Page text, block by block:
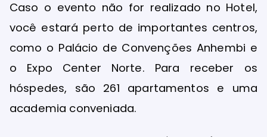
Caso o evento não for realizado no Hotel,
você estará perto de importantes centros,
como o Palácio de Convenções Anhembi e
o Expo Center Norte. Para receber os
hóspedes, são 261 apartamentos e uma
academia conveniada.